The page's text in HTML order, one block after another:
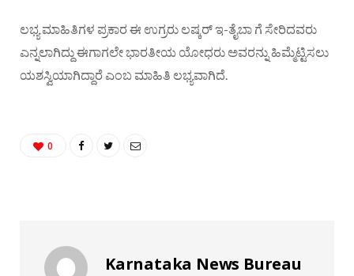
ಲಭ್ಯ ಮಾಹಿತಿಗಳ ಪ್ರಕಾರ ಈ ಉಗ್ರರು ಲಷ್ಕರ್ ಇ-ತೈಬಾ ಗೆ ಸೇರಿದವರು
ಎನ್ನಲಾಗಿದ್ದು ಈಗಾಗಲೇ ಭಾರತೀಯ ಯೋಧರು ಅವರನ್ನು ಹಿಮ್ಮೆಟ್ಟಿಸಲು
ಯಶಸ್ವಿಯಾಗಿದ್ದಾರೆ ಎಂಬ ಮಾಹಿತಿ ಲಭ್ಯವಾಗಿದೆ.
0
Karnataka News Bureau